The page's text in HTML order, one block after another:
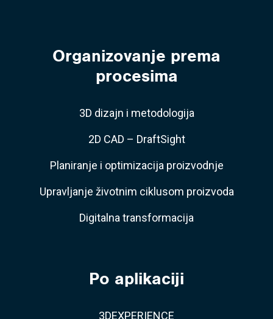
Organizovanje prema
procesima
3D dizajn i metodologija
2D CAD – DraftSight
Planiranje i optimizacija proizvodnje
Upravljanje životnim ciklusom proizvoda
Digitalna transformacija
Po aplikaciji
3DEXPERIENCE